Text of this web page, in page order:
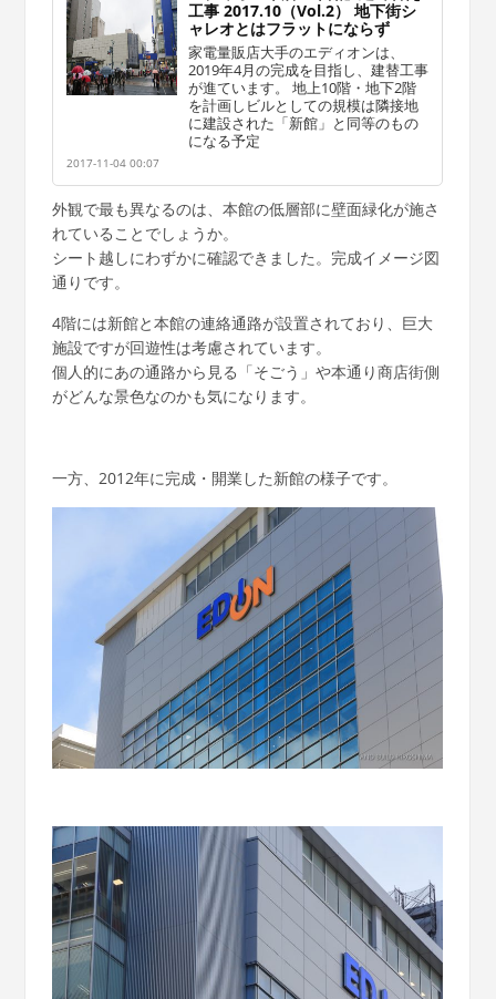
工事 2017.10（Vol.2） 地下街シ
ャレオとはフラットにならず
家電量販店大手のエディオンは、
2019年4月の完成を目指し、建替工事
が進ています。 地上10階・地下2階
を計画しビルとしての規模は隣接地
に建設された「新館」と同等のもの
になる予定
2017-11-04 00:07
外観で最も異なるのは、本館の低層部に壁面緑化が施さ
れていることでしょうか。
シート越しにわずかに確認できました。完成イメージ図
通りです。
4階には新館と本館の連絡通路が設置されており、巨大
施設ですが回遊性は考慮されています。
個人的にあの通路から見る「そごう」や本通り商店街側
がどんな景色なのかも気になります。
一方、2012年に完成・開業した新館の様子です。